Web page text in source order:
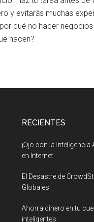
y evitarás muchas
qué no hacer
hacen?
RECIENTES
¡Ojo con la
en Internet
El Desastre de
Globales
Ahorra dinero en tu
inteligentes